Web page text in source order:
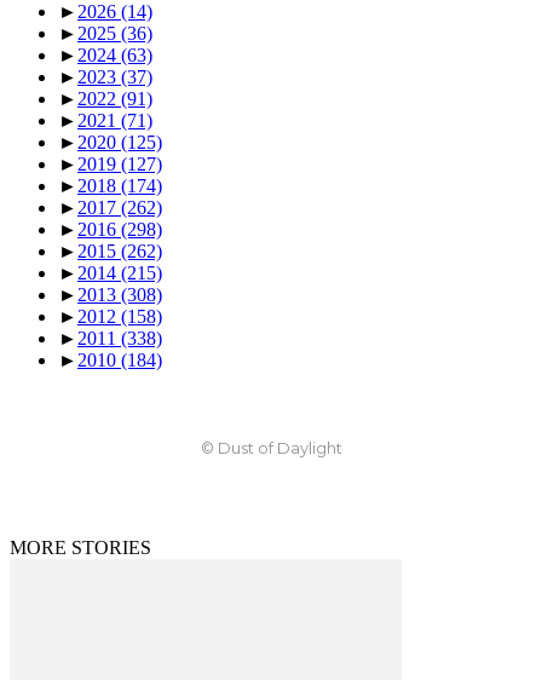
► 2026 (14)
► 2025 (36)
► 2024 (63)
► 2023 (37)
► 2022 (91)
► 2021 (71)
► 2020 (125)
► 2019 (127)
► 2018 (174)
► 2017 (262)
► 2016 (298)
► 2015 (262)
► 2014 (215)
► 2013 (308)
► 2012 (158)
► 2011 (338)
► 2010 (184)
© Dust of Daylight
MORE STORIES